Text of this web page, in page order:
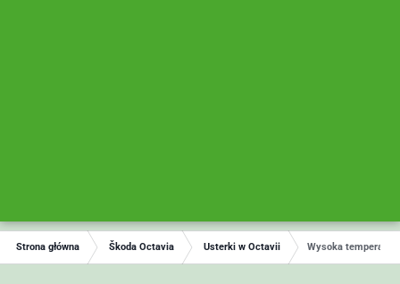
Strona główna Škoda Octavia Usterki w Octavii Wysoka